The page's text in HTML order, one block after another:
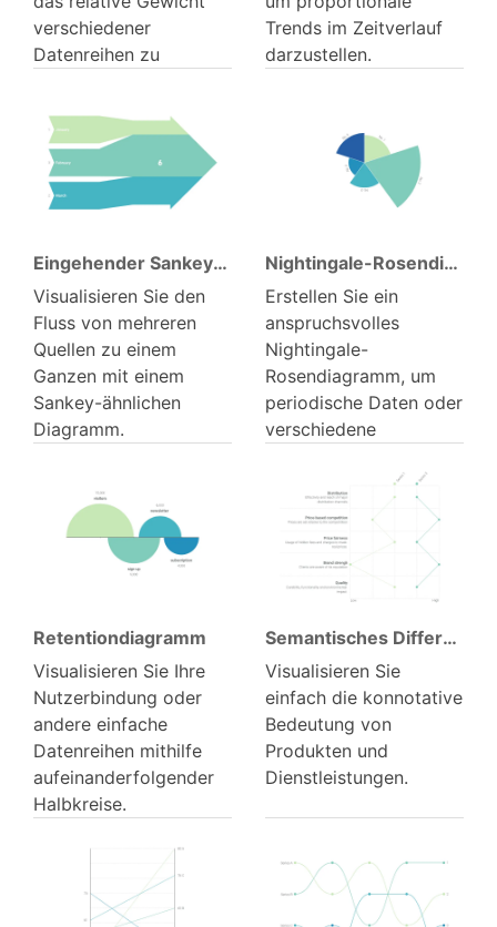
verschiedener
Datenreihen zu
Trends im Zeitverlauf
darzustellen.
Eingehender Sankey-Pfeil
Visualisieren Sie den
Fluss von mehreren
Quellen zu einem
Ganzen mit einem
Sankey-ähnlichen
Diagramm.
Nightingale-Rosen­diagramm
Erstellen Sie ein
anspruchsvolles
Nightingale-
Rosendiagramm, um
periodische Daten oder
verschiedene
Gruppen hinweg zu
vergleichen.
Retention­diagramm
Visualisieren Sie Ihre
Nutzerbindung oder
andere einfache
Datenreihen mithilfe
aufeinanderfolgender
Halbkreise.
Semantisches Differential
Visualisieren Sie
einfach die konnotative
Bedeutung von
Produkten und
Dienstleistungen.